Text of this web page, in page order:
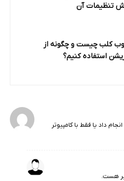
تنظیمات آن
کلب چیست و چگونه از
استفاده کنیم؟
داد یا فقط با کامپیوتر
هست.